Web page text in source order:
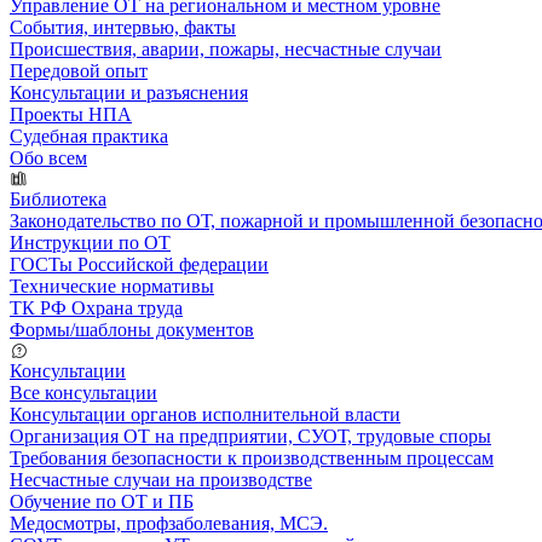
Управление ОТ на региональном и местном уровне
События, интервью, факты
Происшествия, аварии, пожары, несчастные случаи
Передовой опыт
Консультации и разъяснения
Проекты НПА
Судебная практика
Обо всем
Библиотека
Законодательство по ОТ, пожарной и промышленной
Инструкции по ОТ
ГОСТы Российской федерации
Технические нормативы
ТК РФ Охрана труда
Формы/шаблоны документов
Консультации
Все консультации
Консультации органов исполнительной власти
Организация ОТ на предприятии, СУОТ, трудовые споры
Требования безопасности к производственным процессам
Несчастные случаи на производстве
Обучение по ОТ и ПБ
Медосмотры, профзаболевания, МСЭ.